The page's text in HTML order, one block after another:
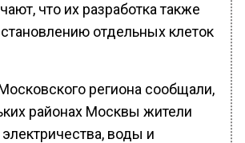
что их разработка также
отдельных клеток
региона сообщали,
районах Москвы жители
воды и